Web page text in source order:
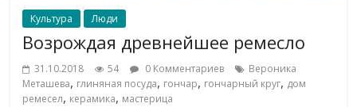
Культура Люди
Возрождая древнейшее ремесло
31.10.2018 54 0 Комментариев
Вероника
Меташева, глиняная посуда, гончар, гончарный круг, дом
ремесел, керамика, мастерица